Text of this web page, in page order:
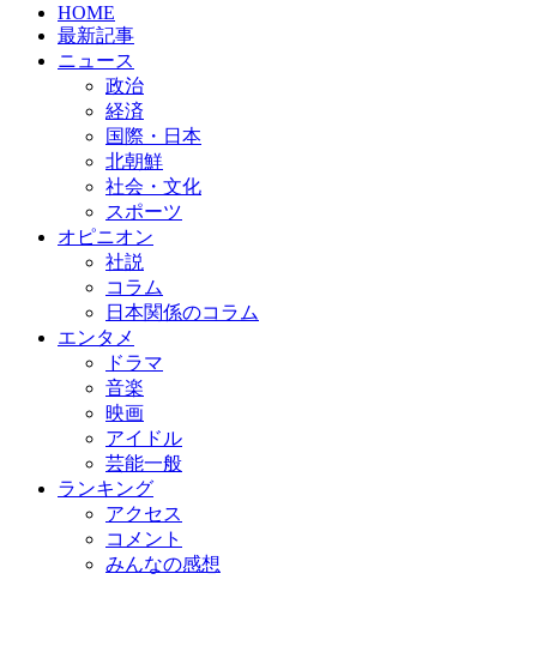
HOME
最新記事
ニュース
政治
経済
国際・日本
北朝鮮
社会・文化
スポーツ
オピニオン
社説
コラム
日本関係のコラム
エンタメ
ドラマ
音楽
映画
アイドル
芸能一般
ランキング
アクセス
コメント
みんなの感想